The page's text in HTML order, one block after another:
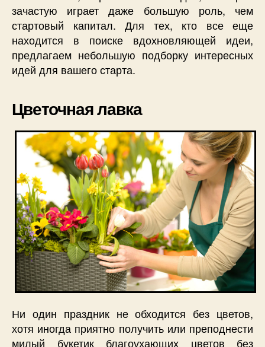
зачастую играет даже большую роль, чем
стартовый капитал. Для тех, кто все еще
находится в поиске вдохновляющей идеи,
предлагаем небольшую подборку интересных
идей для вашего старта.
Цветочная лавка
Ни один праздник не обходится без цветов,
хотя иногда приятно получить или преподнести
милый букетик благоухающих цветов без